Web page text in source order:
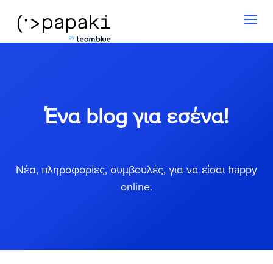
Ένα blog για εσένα!
Νέα, πληροφορίες, συμβουλές, για να είσαι happy
online.